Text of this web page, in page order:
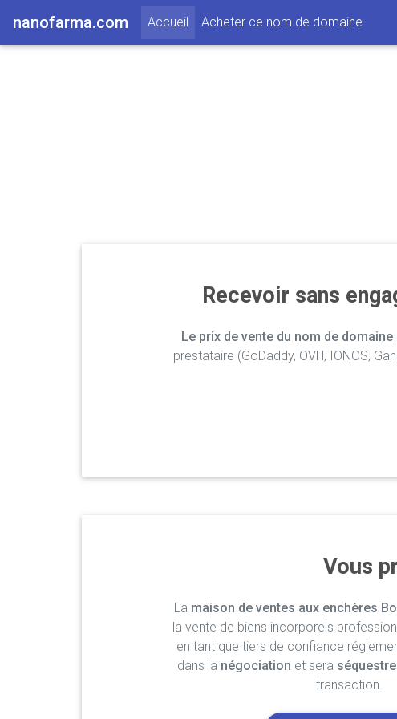
nanofarma.com Accueil (current)
Acheter ce nom de domaine
Recevoir sans
Le prix de vente du nom de
prestataire (GoDaddy, OVH, IONOS,
Vous
La maison de ventes aux enchères
la vente de biens incorporels
en tant que tiers de confiance
dans la négociation et sera
transaction.